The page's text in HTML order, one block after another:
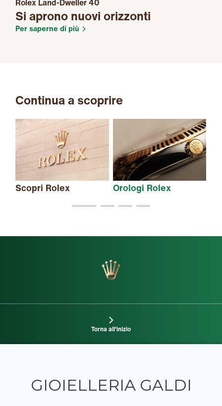
Si aprono nuovi orizzonti
Per saperne di più
Continua a scoprire
Scopri Rolex Orologi Rolex
Torna all'inizio
GIOIELLERIA GALDI